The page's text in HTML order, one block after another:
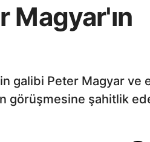
Magyar'ın
galibi Peter Magyar ve
görüşmesine şahitlik